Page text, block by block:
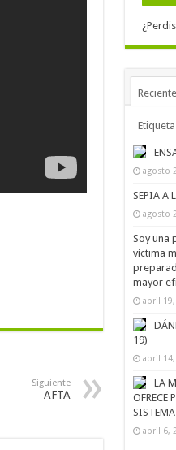
Siguiente
AFTA
Reciente
agosto
SEPIA A
agosto
Soy una
víctima
mayor
abril 19,
19)
abril 14,
LA
OFRECE
abril 6,